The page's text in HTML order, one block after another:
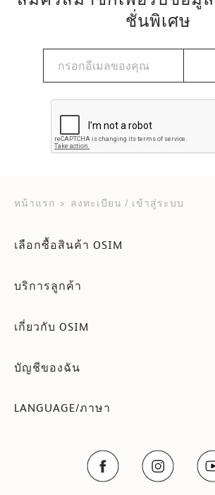
ชั่นพิเศษ
หน้าแรก ลงทะเบียน / เข้าสู่ระบบ
เลือกซื้อสินค้า OSIM
บริการลูกค้า
เกี่ยวกับ OSIM
บัญชีของฉัน
LANGUAGE/ภาษา